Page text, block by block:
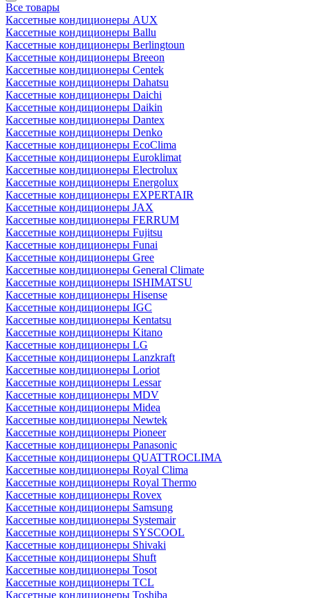
Все товары
Кассетные кондиционеры AUX
Кассетные кондиционеры Ballu
Кассетные кондиционеры Berlingtoun
Кассетные кондиционеры Breeon
Кассетные кондиционеры Centek
Кассетные кондиционеры Dahatsu
Кассетные кондиционеры Daichi
Кассетные кондиционеры Daikin
Кассетные кондиционеры Dantex
Кассетные кондиционеры Denko
Кассетные кондиционеры EcoClima
Кассетные кондиционеры Euroklimat
Кассетные кондиционеры Electrolux
Кассетные кондиционеры Energolux
Кассетные кондиционеры EXPERTAIR
Кассетные кондиционеры JAX
Кассетные кондиционеры FERRUM
Кассетные кондиционеры Fujitsu
Кассетные кондиционеры Funai
Кассетные кондиционеры Gree
Кассетные кондиционеры General Climate
Кассетные кондиционеры ISHIMATSU
Кассетные кондиционеры Hisense
Кассетные кондиционеры IGC
Кассетные кондиционеры Kentatsu
Кассетные кондиционеры Kitano
Кассетные кондиционеры LG
Кассетные кондиционеры Lanzkraft
Кассетные кондиционеры Loriot
Кассетные кондиционеры Lessar
Кассетные кондиционеры MDV
Кассетные кондиционеры Midea
Кассетные кондиционеры Newtek
Кассетные кондиционеры Pioneer
Кассетные кондиционеры Panasonic
Кассетные кондиционеры QUATTROCLIMA
Кассетные кондиционеры Royal Clima
Кассетные кондиционеры Royal Thermo
Кассетные кондиционеры Rovex
Кассетные кондиционеры Samsung
Кассетные кондиционеры Systemair
Кассетные кондиционеры SYSCOOL
Кассетные кондиционеры Shivaki
Кассетные кондиционеры Shuft
Кассетные кондиционеры Tosot
Кассетные кондиционеры TCL
Кассетные кондиционеры Toshiba